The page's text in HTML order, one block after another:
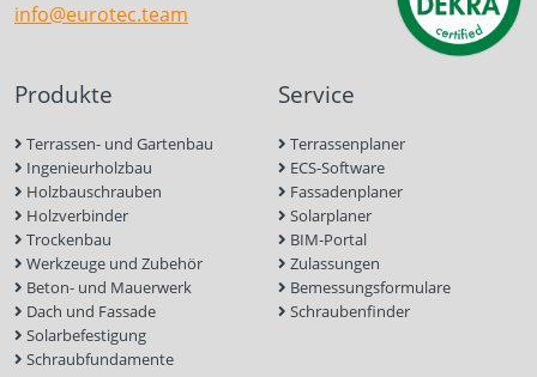
info@eurotec.team
Produkte
Terrassen- und Gartenbau
Ingenieurholzbau
Holzbauschrauben
Holzverbinder
Trockenbau
Werkzeuge und Zubehör
Beton- und Mauerwerk
Dach und Fassade
Solarbefestigung
Schraubfundamente
Service
Terrassenplaner
ECS-Software
Fassadenplaner
Solarplaner
BIM-Portal
Zulassungen
Bemessungsformulare
Schraubenfinder